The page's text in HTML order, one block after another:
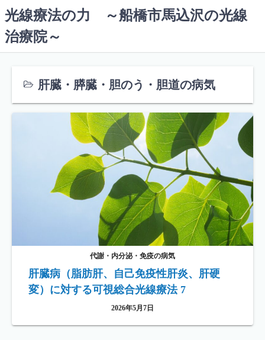
ン
テ
光線療法の力 ～船橋市馬込沢の光線
治療院～
肝臓・膵臓・胆のう・胆道の病気
代謝・内分泌・免疫の病気
肝臓病（脂肪肝、自己免疫性肝炎、肝硬
変）に対する可視総合光線療法 7
2026年5月7日